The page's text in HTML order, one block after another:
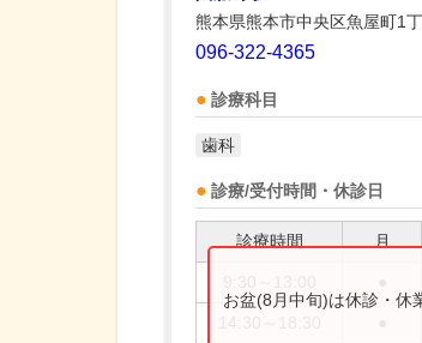
熊本県熊本市中央区魚屋町1
096-322-4365
診療科目
歯科
診療/受付時間・休診日
診療時間 月
お盆(8月中旬)は休診・休